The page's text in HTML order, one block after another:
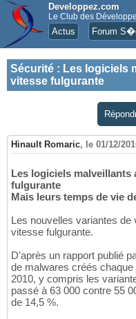
Developpez.com
Le Club des
Actus Forum
Sécurité : Les logiciels
vitesse fulgurante
Hinault Romaric, le 01/12/
Les logiciels malveillants
fulgurante
Mais leurs temps de vie
Les nouvelles variantes de
vitesse fulgurante.
D'après un rapport publié
de malwares créés
2010, y compris les
passé à 63 000 contre 55
de 14,5 %.